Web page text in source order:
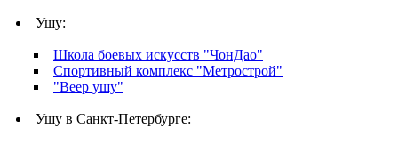
Ушу:
Школа боевых искусств "ЧонДао"
Спортивный комплекс "Метрострой"
"Веер ушу"
Ушу в Санкт-Петербурге: